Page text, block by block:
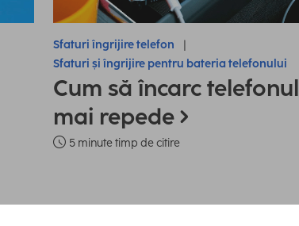
Sfaturi îngrijire telefon
Sfaturi și îngrijire pentru bateria telefonului
Cum să încarc telefonul
mai repede
5 minute timp de citire